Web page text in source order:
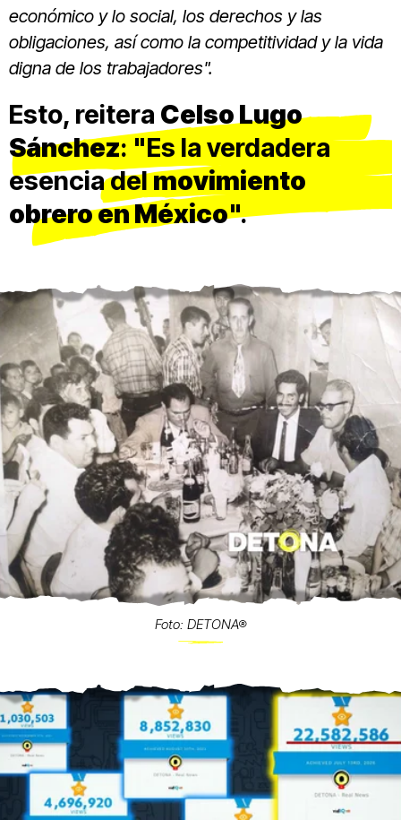
económico y lo social, los derechos y las
obligaciones, así como la competitividad y la vida
digna de los trabajadores".
Esto, reitera Celso Lugo
Sánchez: "Es la verdadera
esencia delmovimiento
obrero en México".
Foto: DETONA®